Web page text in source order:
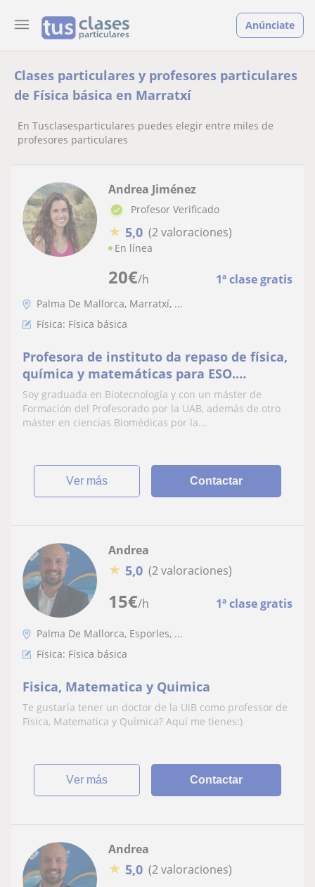
Anúnciate
Clases particulares y profesores particulares
de Física básica en Marratxí
En Tusclasesparticulares puedes elegir entre miles de
profesores particulares
20€/h 1ª clase gratis
Andrea Jiménez
Profesor Verificado
★ 5,0 (2 valoraciones)
En línea
Palma De Mallorca, Marratxí, ...
Física: Física básica
Profesora de instituto da repaso de física,
química y matemáticas para ESO.
También refuerzo para primaria!
Soy graduada en Biotecnología y con un máster de
Formación del Profesorado por la UAB, además de otro
máster en ciencias Biomédicas por la...
ver más Contactar
15€/h 1ª clase gratis
Andrea
★ 5,0 (2 valoraciones)
Palma De Mallorca, Esporles, ...
Física: Física básica
Fisica, Matematica y Quimica
Te gustaría tener un doctor de la UiB como professor de
Fisica, Matematica y Química? Aquí me tienes:)
ver más Contactar
Andrea
★ 5,0 (2 valoraciones)